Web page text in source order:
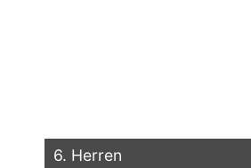
6. Herren